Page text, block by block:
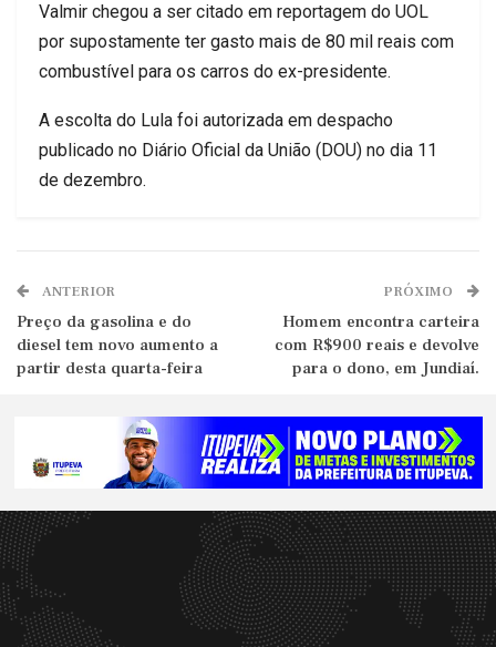
Valmir chegou a ser citado em reportagem do UOL
por supostamente ter gasto mais de 80 mil reais com
combustível para os carros do ex-presidente.
A escolta do Lula foi autorizada em despacho
publicado no Diário Oficial da União (DOU) no dia 11
de dezembro.
ANTERIOR
Preço da gasolina e do
diesel tem novo aumento a
partir desta quarta-feira
PRÓXIMO
Homem encontra carteira
com R$900 reais e devolve
para o dono, em Jundiaí.